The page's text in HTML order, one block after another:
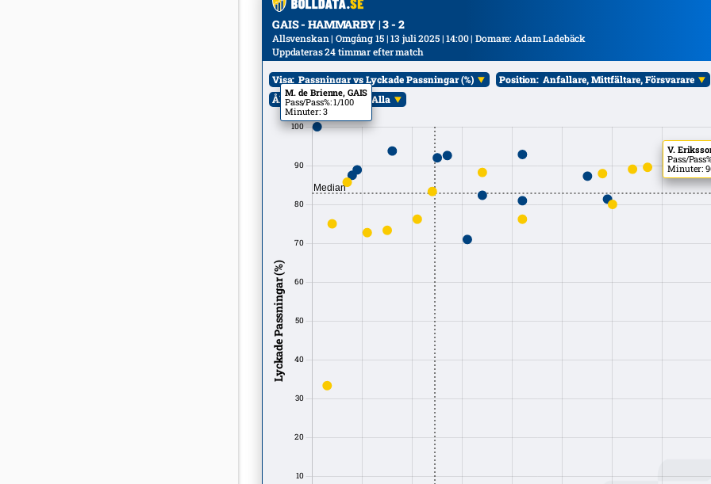
GAIS - HAMMARBY | 3 - 2
Allsvenskan | Omgång 15 | 13 juli 2025 | 14:00 | Domare: Adam Ladebäck
Uppdateras 24 timmar efter match
Visa: Passningar vs Lyckade Passningar (%) Position: Anfallare, Mittfältare, Försvarare
Ålder: Alla Mål: Alla
M. de Brienne, GAIS
Pass/Pass%: 1/100
Minuter: 3
V.
Pass/
Minuter: